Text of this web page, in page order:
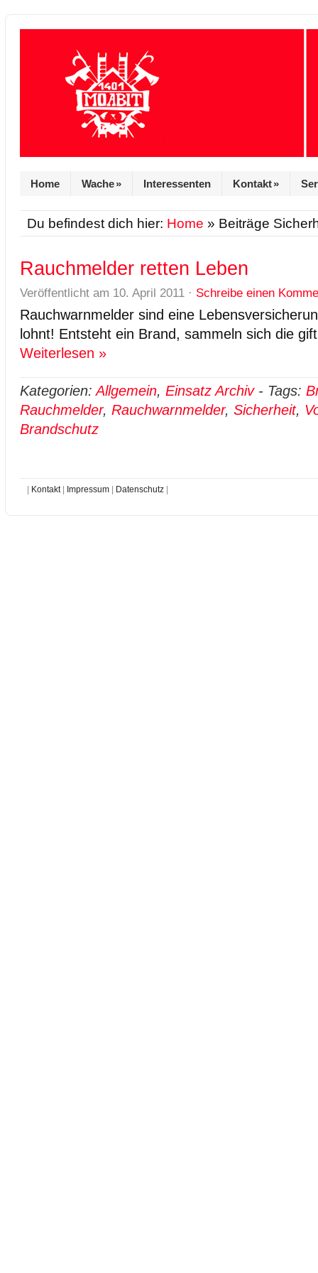
Home Wache» Interessenten Kontakt»
Du befindest dich hier: Home » Beiträge
Rauchmelder retten Leben
Veröffentlicht am 10. April 2011 · Schreibe einen
Rauchwarnmelder sind eine
lohnt! Entsteht ein Brand, sammeln sich die
Weiterlesen »
Kategorien:Allgemein, Einsatz Archiv- Tags:
Rauchmelder, Rauchwarnmelder, Sicherheit,
Brandschutz
Kontakt| Impressum| Datenschutz|